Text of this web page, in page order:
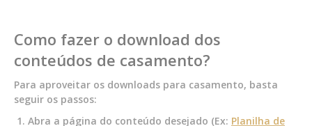
Como fazer o download dos
conteúdos de casamento?
Para aproveitar os downloads para casamento, basta
seguir os passos:
Abra a página do conteúdo desejado (Ex: Planilha de